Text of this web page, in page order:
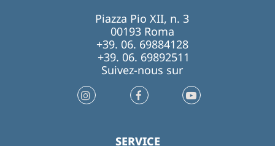
Piazza Pio XII, n. 3
00193 Roma
+39. 06. 69884128
+39. 06. 69892511
Suivez-nous sur
SERVICE